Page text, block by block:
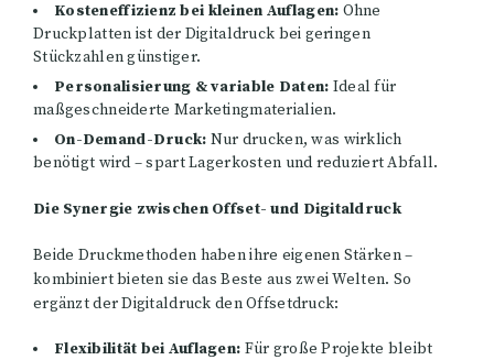
Kosteneffizienz bei kleinen Auflagen: Ohne
Druckplatten ist der Digitaldruck bei geringen
Stückzahlen günstiger.
Personalisierung & variable Daten: Ideal für
maßgeschneiderte Marketingmaterialien.
On-Demand-Druck: Nur drucken, was wirklich
benötigt wird – spart Lagerkosten und reduziert Abfall.
Die Synergie zwischen Offset- und Digitaldruck
Beide Druckmethoden haben ihre eigenen Stärken –
kombiniert bieten sie das Beste aus zwei Welten. So
ergänzt der Digitaldruck den Offsetdruck:
Flexibilität bei Auflagen: Für große Projekte bleibt